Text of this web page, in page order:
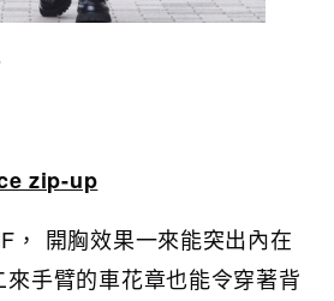
zip-up
， 開胸效果一來能突出內在
手臂的車花章也能令穿著背